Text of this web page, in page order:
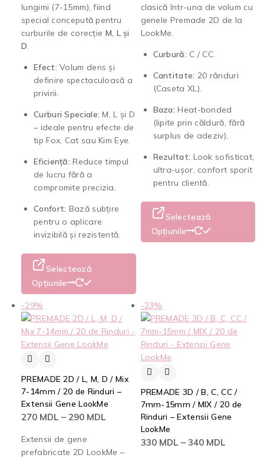
lungimi (7-15mm), fiind
special concepută pentru
curburile de corecție M, L și
D
Efect: Volum dens și
definire spectaculoasă a
privirii.
Curburi Speciale: M, L și D
– ideale pentru efecte de
tip Fox, Cat sau Kim Eye.
Eficiență: Reduce timpul
de lucru fără a
compromite precizia.
Confort: Bază subțire
pentru o aplicare
invizibilă și rezistentă.
Selectează
Opțiunile
clasică într-una de volum cu
genele Premade 2D de la
LookMe.
Curbură: C / CC.
Cantitate: 20 rânduri
(Caseta XL).
Baza: Heat-bonded
(lipite prin căldură, fără
surplus de adeziv).
Rezultat: Look sofisticat,
ultra-ușor, confort sporit
pentru clientă.
Selectează
Opțiunile
-29%
PREMADE 2D / L, M, D / Mix
7-14mm / 20 de Rinduri –
Extensii Gene LookMe
270 MDL – 290 MDL
Extensii de gene
prefabricate 2D LookMe –
-23%
PREMADE 3D / B, C, CC /
7mm-15mm / MIX / 20 de
Rinduri – Extensii Gene
LookMe
330 MDL – 340 MDL